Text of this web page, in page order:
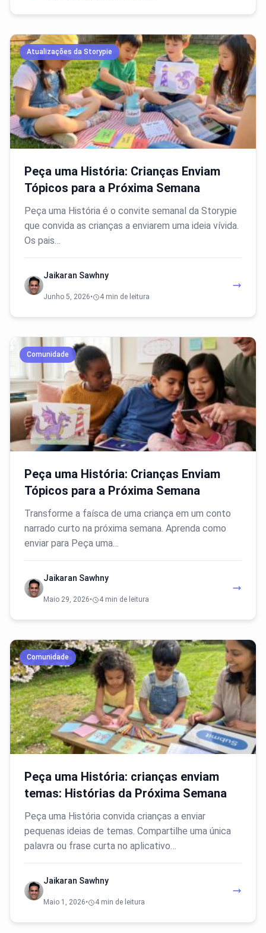
Atualizações da Storypie
Peça uma História: Crianças Enviam
Tópicos para a Próxima Semana
Peça uma História é o convite semanal da Storypie
que convida as crianças a enviarem uma ideia vívida.
Os pais…
Jaikaran Sawhny
Junho 5, 2026• 4 min de leitura
Comunidade
Peça uma História: Crianças Enviam
Tópicos para a Próxima Semana
Transforme a faísca de uma criança em um conto
narrado curto na próxima semana. Aprenda como
enviar para Peça uma…
Jaikaran Sawhny
Maio 29, 2026• 4 min de leitura
Comunidade
Peça uma História: crianças enviam
temas: Histórias da Próxima Semana
Peça uma História convida crianças a enviar
pequenas ideias de temas. Compartilhe uma única
palavra ou frase curta no aplicativo…
Jaikaran Sawhny
Maio 1, 2026• 4 min de leitura